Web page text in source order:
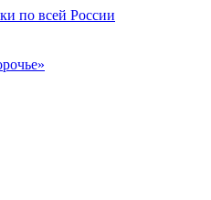
по всей России